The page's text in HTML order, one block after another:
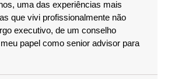
uma das experiências mais
que vivi profissionalmente não
executivo, de um conselho
papel como senior advisor para